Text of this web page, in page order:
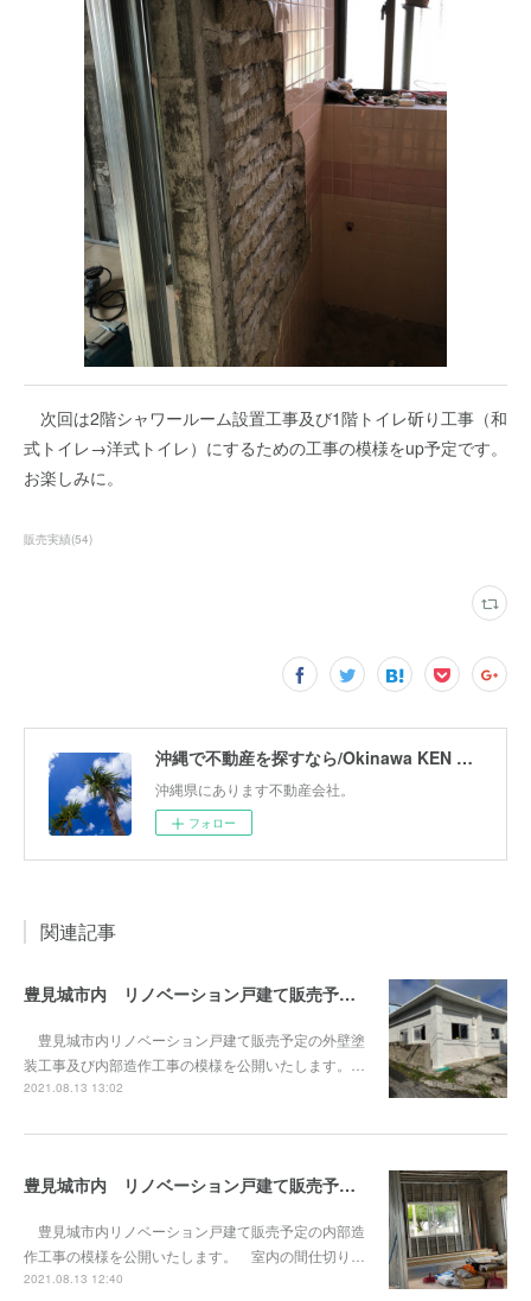
次回は2階シャワールーム設置工事及び1階トイレ斫り工事（和
式トイレ→洋式トイレ）にするための工事の模様をup予定です。
お楽しみに。
販売実績(54)
沖縄で不動産を探すなら/Okinawa KEN Corporation
沖縄県にあります不動産会社。
フォロー
関連記事
豊見城市内 リノベーション戸建て販売予定vol.7 外壁塗装工事及び内部工事
豊見城市内リノベーション戸建て販売予定の外壁塗
装工事及び内部造作工事の模様を公開いたします。…
2021.08.13 13:02
豊見城市内 リノベーション戸建て販売予定vol.6 内部造作工事2
豊見城市内リノベーション戸建て販売予定の内部造
作工事の模様を公開いたします。 室内の間仕切り…
2021.08.13 12:40